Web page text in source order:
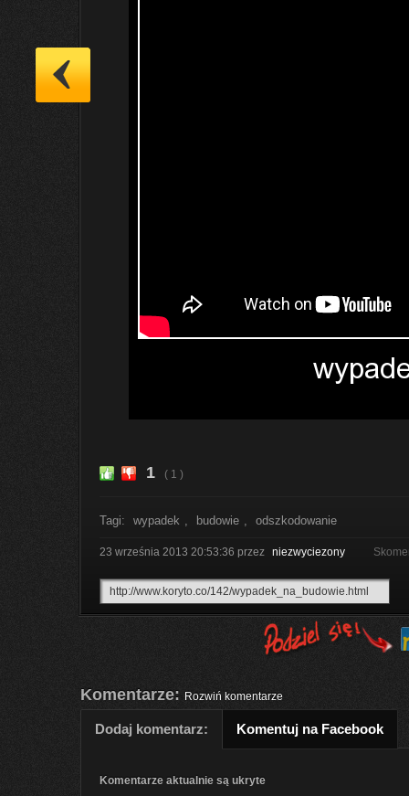
1 ( 1 )
Tagi: wypadek , budowie , odszkodowanie
23 września 2013 20:53:36 przez niezwyciezony
Komentarze: Rozwiń komentarze
Dodaj komentarz: Komentuj na Facebook
Komentarze aktualnie są ukryte